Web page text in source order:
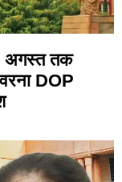
अगस्त तक
DOP